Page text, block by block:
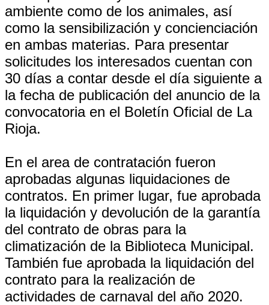
ambiente como de los animales, así
como la sensibilización y concienciación
en ambas materias. Para presentar
solicitudes los interesados cuentan con
30 días a contar desde el día siguiente a
la fecha de publicación del anuncio de la
convocatoria en el Boletín Oficial de La
Rioja.
En el area de contratación fueron
aprobadas algunas liquidaciones de
contratos. En primer lugar, fue aprobada
la liquidación y devolución de la garantía
del contrato de obras para la
climatización de la Biblioteca Municipal.
También fue aprobada la liquidación del
contrato para la realización de
actividades de carnaval del año 2020.